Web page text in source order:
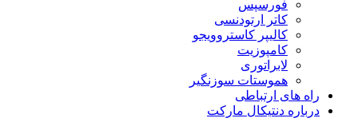
فورسپس
کاتر ارتودنسی
کالیپر کاستروویجو
کامپوزیت
لابراتوری
هموستات سوزنگیر
راه های ارتباطی
درباره دنتیکال مارکت